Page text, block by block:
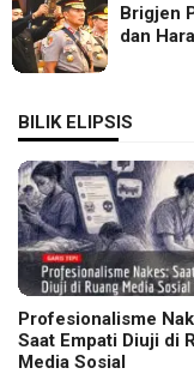
Brigjen
dan
BILIK ELIPSIS
Profesionalisme
Saat Empati Diuji di
Media Sosial